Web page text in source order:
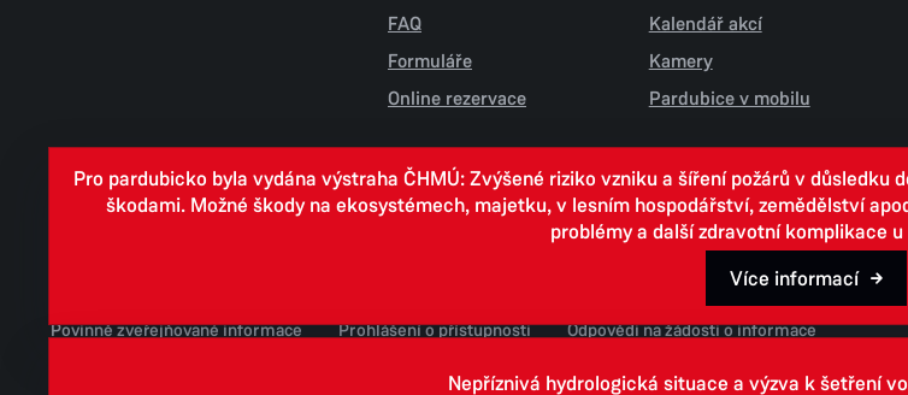
FAQ
Formuláře
Online rezervace
Kalendář akcí
Kamery
Pardubice v mobilu
Povinně zveřejňované informace
Prohlášení o přístupnosti
Odpovědi na žádosti o informace
Pro pardubicko byla vydána výstraha ČHMÚ: Zvýšené riziko vzniku a šíření požárů v
škodami. Možné škody na ekosystémech, majetku, v lesním hospodářství, zemědělství
problémy a další zdravotní komplikace
Více informací
Nepříznivá hydrologická situace a výzva k šetření